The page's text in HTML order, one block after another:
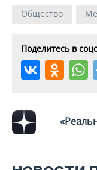
ВОДНЫЕ ВИДЫ
ХОККЕЙ С
ОБРАЗОВАНИЕ
ПРОИСШЕСТВИЯ
Общество
Поделитесь в